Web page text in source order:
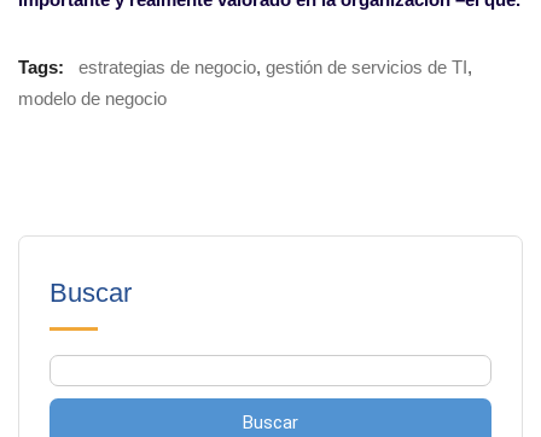
Tags: estrategias de negocio, gestión de servicios de TI,
modelo de negocio
Buscar
Buscar